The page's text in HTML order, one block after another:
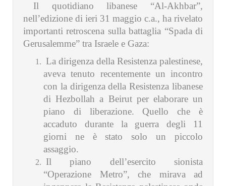
Il quotidiano libanese “Al-Akhbar”,
nell’edizione di ieri 31 maggio c.a., ha rivelato
importanti retroscena sulla battaglia “Spada di
Gerusalemme” tra Israele e Gaza:
La dirigenza della Resistenza palestinese,
aveva tenuto recentemente un incontro
con la dirigenza della Resistenza libanese
di Hezbollah a Beirut per elaborare un
piano di liberazione. Quello che è
accaduto durante la guerra degli 11
giorni ne è stato solo un piccolo
assaggio.
Il piano dell’esercito sionista
“Operazione Metro”, che mirava ad